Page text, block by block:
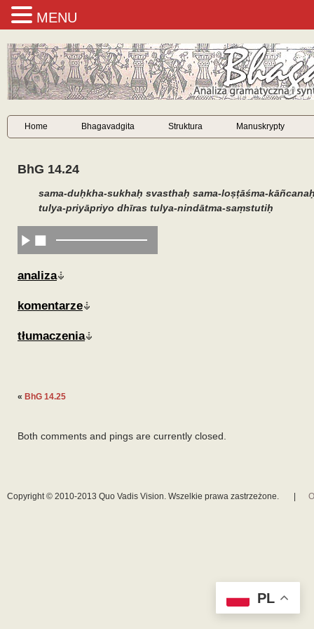
Home Bhagavadgita Struktura Manuskrypty
BhG 14.24
sama-duḥkha-sukhaḥ svasthaḥ sama-loṣṭāśma-
tulya-priyāpriyo dhīras tulya-nindātma-saṃstutiḥ
analiza
komentarze
tłumaczenia
« BhG 14.25
Both comments and pings are currently closed.
Copyright © 2010-2013 Quo Vadis Vision. Wszelkie prawa zastrzeżone.
PL
MENU